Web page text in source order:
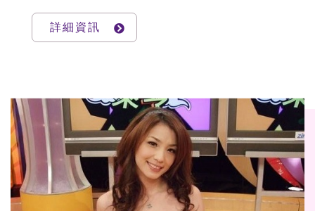
經過朋友提醒才驚覺：「蝦咪？巴豆（台語：肚
子）怎麼這麼大！！」
詳細資訊